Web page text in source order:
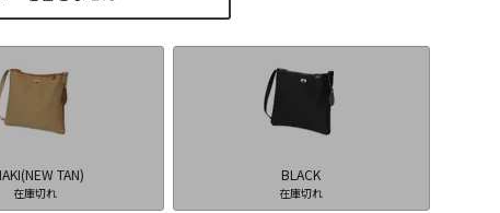
)
TAN)
在庫切れ
BLACK
在庫切れ